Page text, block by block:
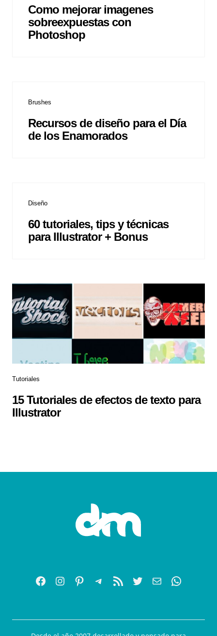
Como mejorar imagenes
sobreexpuestas con
Photoshop
Brushes
Recursos de diseño para el Día
de los Enamorados
Diseño
60 tutoriales, tips y técnicas
para Illustrator + Bonus
Tutoriales
15 Tutoriales de efectos de texto para
Illustrator